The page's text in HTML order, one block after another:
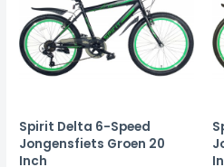
Spirit Delta 6-Speed
Jongensfiets Groen 20
Inch